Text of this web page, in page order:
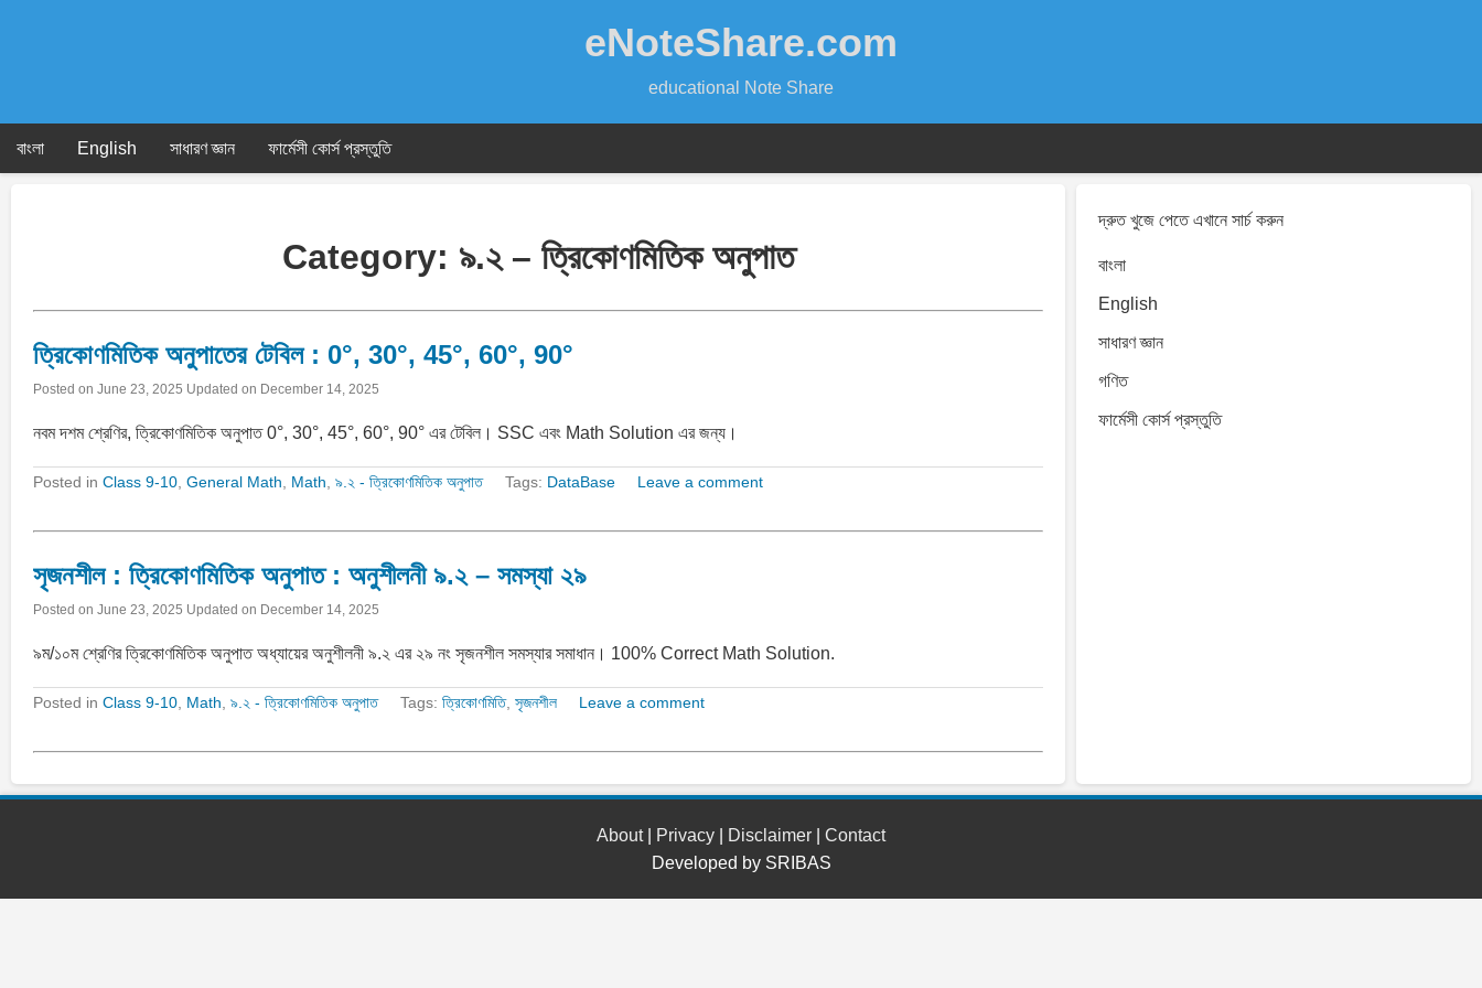
eNoteShare.com
educational Note Share
বাংলা English সাধারণ জ্ঞান ফার্মেসী কোর্স প্রস্তুতি
Category: ৯.২ – ত্রিকোণমিতিক অনুপাত
ত্রিকোণমিতিক অনুপাতের টেবিল : 0°, 30°, 45°, 60°, 90°
Posted on June 23, 2025 Updated on December 14, 2025
নবম দশম শ্রেণির, ত্রিকোণমিতিক অনুপাত 0°, 30°, 45°, 60°, 90° এর টেবিল। SSC এবং Math Solution এর জন্য।
Posted in Class 9-10 General Math Math ৯.২ - ত্রিকোণমিতিক অনুপাত Tags: DataBase Leave a comment
সৃজনশীল : ত্রিকোণমিতিক অনুপাত : অনুশীলনী ৯.২ – সমস্যা ২৯
Posted on June 23, 2025 Updated on December 14, 2025
৯ম/১০ম শ্রেণির ত্রিকোণমিতিক অনুপাত অধ্যায়ের অনুশীলনী ৯.২ এর ২৯ নং সৃজনশীল সমস্যার সমাধান। 100% Correct Math Solution.
Posted in Class 9-10 Math ৯.২ - ত্রিকোণমিতিক অনুপাত Tags: ত্রিকোণমিতি, সৃজনশীল Leave a comment
দ্রুত খুজে পেতে এখানে সার্চ করুন
বাংলা
English
সাধারণ জ্ঞান
গণিত
ফার্মেসী কোর্স প্রস্তুতি
About| Privacy Disclaimer
Contact
Developed by SRIBAS